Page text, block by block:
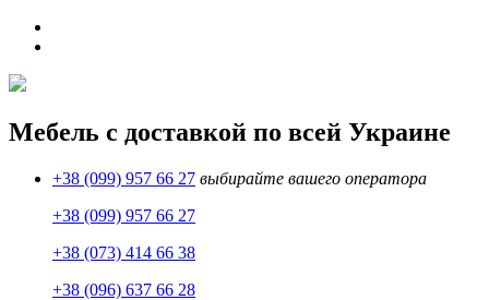
Мебель с доставкой по всей Украине
+38 (099) 957 66 27 выбирайте вашего оператора
+38 (099) 957 66 27
+38 (073) 414 66 38
+38 (096) 637 66 28